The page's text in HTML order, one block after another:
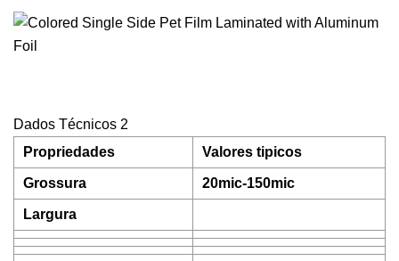
Dados Técnicos 2
Propriedades
Valores tipicos
Grossura 20mic-150mic
Largura